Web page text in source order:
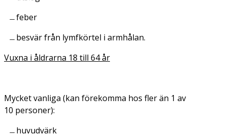
feber
besvär från lymfkörtel i armhålan.
Vuxna i åldrarna 18 till 64 år
Mycket vanliga (kan förekomma hos fler än 1 av
10 personer):
huvudvärk